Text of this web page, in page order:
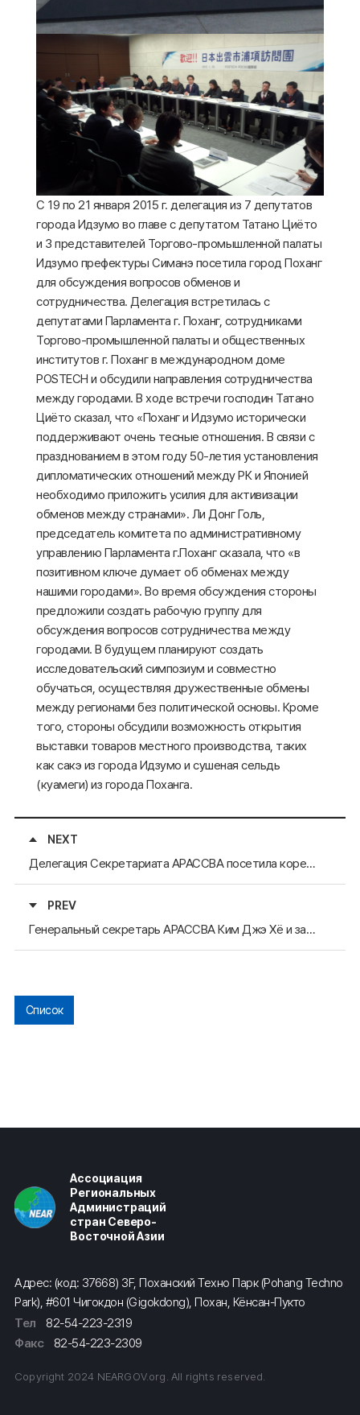
С 19 по 21 января 2015 г. делегация из 7 депутатов
города Идзумо во главе с депутатом Татано Циёто
и 3 представителей Торгово-промышленной палаты
Идзумо префектуры Симанэ посетила город Поханг
для обсуждения вопросов обменов и
сотрудничества. Делегация встретилась с
депутатами Парламента г. Поханг, сотрудниками
Торгово-промышленной палаты и общественных
институтов г. Поханг в международном доме
POSTECH и обсудили направления сотрудничества
между городами. В ходе встречи господин Татано
Циёто сказал, что «Поханг и Идзумо исторически
поддерживают очень тесные отношения. В связи с
празднованием в этом году 50-летия установления
дипломатических отношений между РК и Японией
необходимо приложить усилия для активизации
обменов между странами». Ли Донг Голь,
председатель комитета по административному
управлению Парламента г.Поханг сказала, что «в
позитивном ключе думает об обменах между
нашими городами». Во время обсуждения стороны
предложили создать рабочую группу для
обсуждения вопросов сотрудничества между
городами. В будущем планируют создать
исследовательский симпозиум и совместно
обучаться, осуществляя дружественные обмены
между регионами без политической основы. Кроме
того, стороны обсудили возможность открытия
выставки товаров местного производства, таких
как сакэ из города Идзумо и сушеная сельдь
(куамеги) из города Поханга.
NEXT
Делегация Секретариата АРАССВА посетила корейский офис ICLEI
PREV
Генеральный секретарь АРАССВА Ким Джэ Хё и заместитель генерального секретаря АРАССВА Ли Джонг Хван оставили свои посты
Список
Ассоциация
Региональных
Администраций
стран Северо-
Восточной Азии
Адрес: (код: 37668) 3F, Поханский Техно Парк (Pohang Techno
Park), #601 Чигокдон (Gigokdong), Похан, Кёнсан-Пукто
Тел
82-54-223-2319
Факс
82-54-223-2309
Copyright 2024 NEARGOV.org. All rights reserved.